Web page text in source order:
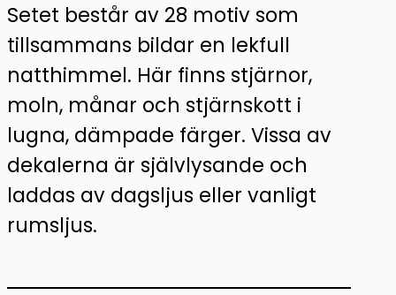
Setet består av 28 motiv som
tillsammans bildar en lekfull
natthimmel. Här finns stjärnor,
moln, månar och stjärnskott i
lugna, dämpade färger. Vissa av
dekalerna är självlysande och
laddas av dagsljus eller vanligt
rumsljus.